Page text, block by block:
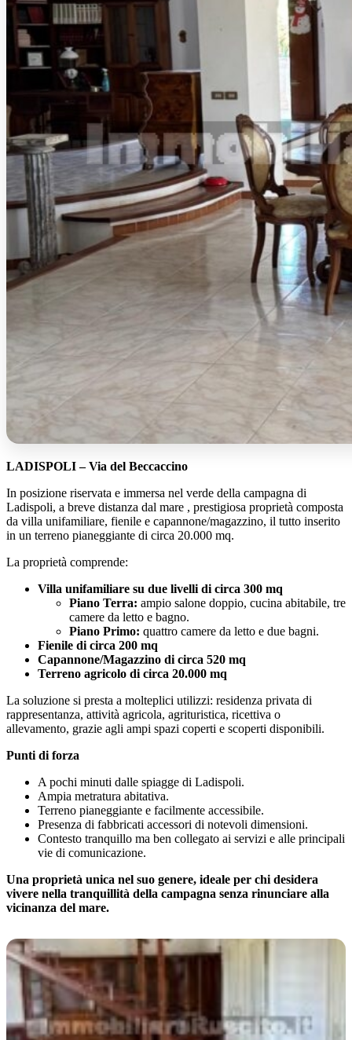
LADISPOLI – Via del Beccaccino
In posizione riservata e immersa nel verde della campagna di
Ladispoli, a breve distanza dal mare , prestigiosa proprietà composta
da villa unifamiliare, fienile e capannone/magazzino, il tutto inserito
in un terreno pianeggiante di circa 20.000 mq.
La proprietà comprende:
Villa unifamiliare su due livelli di circa 300 mq
Piano Terra: ampio salone doppio, cucina abitabile, tre
camere da letto e bagno.
Piano Primo: quattro camere da letto e due bagni.
Fienile di circa 200 mq
Capannone/Magazzino di circa 520 mq
Terreno agricolo di circa 20.000 mq
La soluzione si presta a molteplici utilizzi: residenza privata di
rappresentanza, attività agricola, agrituristica, ricettiva o
allevamento, grazie agli ampi spazi coperti e scoperti disponibili.
Punti di forza
A pochi minuti dalle spiagge di Ladispoli.
Ampia metratura abitativa.
Terreno pianeggiante e facilmente accessibile.
Presenza di fabbricati accessori di notevoli dimensioni.
Contesto tranquillo ma ben collegato ai servizi e alle principali
vie di comunicazione.
Una proprietà unica nel suo genere, ideale per chi desidera
vivere nella tranquillità della campagna senza rinunciare alla
vicinanza del mare.